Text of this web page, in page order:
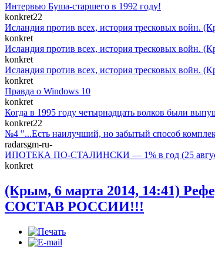
Интервью Буша-старшего в 1992 году!
konkret22
Исландия против всех, история тресковых войн.
konkret
Исландия против всех, история тресковых войн.
konkret
Исландия против всех, история тресковых войн.
konkret
Правда о Windows 10
konkret
Когда в 1995 году четырнадцать волков были
konkret22
№4 "...Есть наилучший, но забытый способ
radarsgm-ru-
ИПОТЕКА ПО-СТАЛИНСКИ — 1% в год (25
konkret
(Крым, 6 марта 2014, 14:41)
СОСТАВ РОССИИ!!!